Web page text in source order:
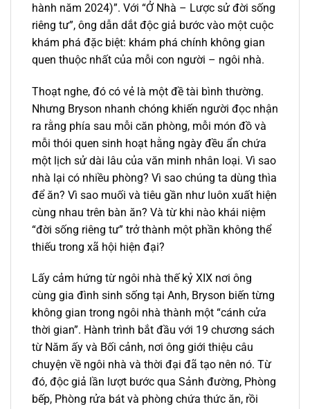
hành năm 2024)”. Với “Ở Nhà – Lược sử đời sống
riêng tư”, ông dẫn dắt độc giả bước vào một cuộc
khám phá đặc biệt: khám phá chính không gian
quen thuộc nhất của mỗi con người – ngôi nhà.
Thoạt nghe, đó có vẻ là một đề tài bình thường.
Nhưng Bryson nhanh chóng khiến người đọc nhận
ra rằng phía sau mỗi căn phòng, mỗi món đồ và
mỗi thói quen sinh hoạt hằng ngày đều ẩn chứa
một lịch sử dài lâu của văn minh nhân loại. Vì sao
nhà lại có nhiều phòng? Vì sao chúng ta dùng thìa
để ăn? Vì sao muối và tiêu gần như luôn xuất hiện
cùng nhau trên bàn ăn? Và từ khi nào khái niệm
“đời sống riêng tư” trở thành một phần không thể
thiếu trong xã hội hiện đại?
Lấy cảm hứng từ ngôi nhà thế kỷ XIX nơi ông
cùng gia đình sinh sống tại Anh, Bryson biến từng
không gian trong ngôi nhà thành một “cánh cửa
thời gian”. Hành trình bắt đầu với 19 chương sách
từ Năm ấy và Bối cảnh, nơi ông giới thiệu câu
chuyện về ngôi nhà và thời đại đã tạo nên nó. Từ
đó, độc giả lần lượt bước qua Sảnh đường, Phòng
bếp, Phòng rửa bát và phòng chứa thức ăn, rồi